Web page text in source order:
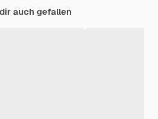
auch gefallen